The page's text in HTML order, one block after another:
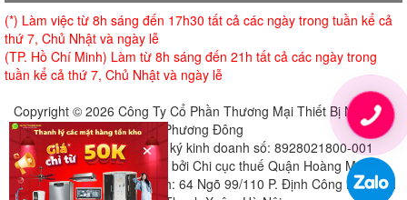
(*) Làm việc từ 8h sáng đến 17h30 tất cả các ngày trong tuần kể cả
thứ 7, Chủ Nhật và ngày lễ
(TP. Hồ Chí Minh) Làm từ 8h sáng đến 21h tất cả các ngày trong
tuần kể cả thứ 7, Chủ Nhật và ngày lễ
Copyright © 2026 Công Ty Cổ Phần Thương Mại Thiết Bị Nội Thất
Phương Đông
Giấy chứng nhận đăng ký kinh doanh số: 8928021800-001
Cấp ngày 18-07-2018 bởi Chi cục thuế Quận Hoàng Mai
Địa chỉ đăng ký trụ sở chính: 64 Ngõ 99/110 P. Định Công Hạ, Định
×